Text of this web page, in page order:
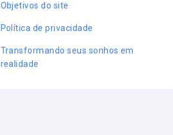
Objetivos do site
Política de privacidade
Transformando seus sonhos em
realidade